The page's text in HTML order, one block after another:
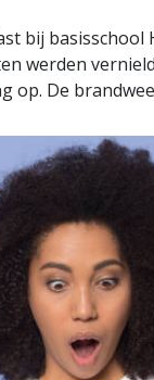
bij basisschool
werden
op. De